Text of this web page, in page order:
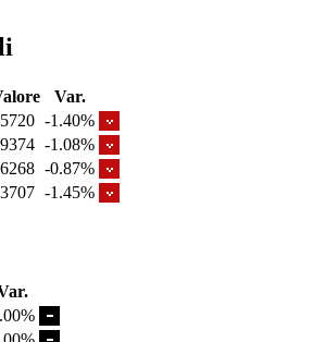
Var.
-1.40%
-1.08%
-0.87%
-1.45%